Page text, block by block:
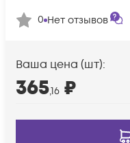
0 Нет отзывов
Ваша цена (шт):
365,16 ₽